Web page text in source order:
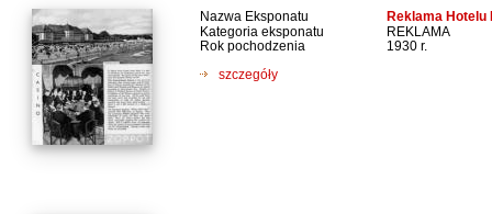
Nazwa Eksponatu Reklama
Kategoria eksponatu
REKLAMA
Rok pochodzenia
1930 r.
szczegóły